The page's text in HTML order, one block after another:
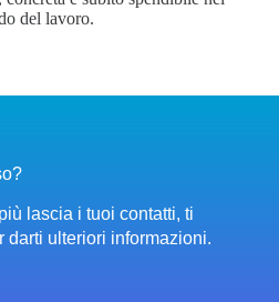
del lavoro.
lascia i tuoi contatti, ti
darti ulteriori informazioni.